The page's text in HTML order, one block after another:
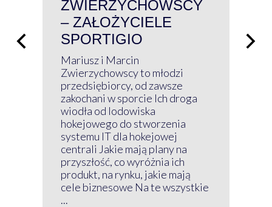
ZWIERZYCHOWSCY
– ZAŁOŻYCIELE
SPORTIGIO
Mariusz i Marcin
Zwierzychowscy to młodzi
przedsiębiorcy, od zawsze
zakochani w sporcie Ich droga
wiodła od lodowiska
hokejowego do stworzenia
systemu IT dla hokejowej
centrali Jakie mają plany na
przyszłość, co wyróżnia ich
produkt, na rynku, jakie mają
cele biznesowe Na te wszystkie
...